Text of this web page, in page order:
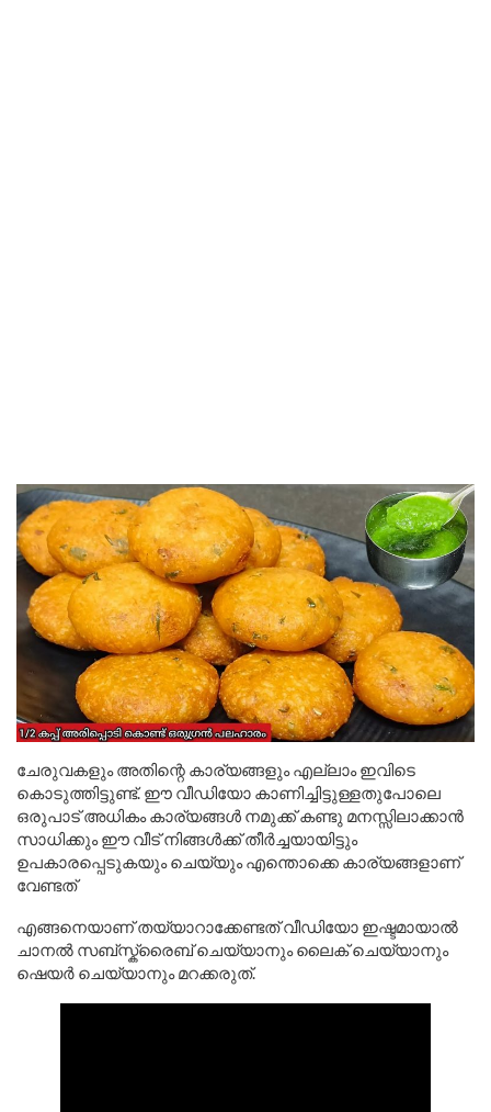
ചേരുവകളും അതിന്റെ കാര്യങ്ങളും എല്ലാം ഇവിടെ
കൊടുത്തിട്ടുണ്ട്. ഈ വീഡിയോ കാണിച്ചിട്ടുള്ളതുപോലെ
ഒരുപാട് അധികം കാര്യങ്ങൾ നമുക്ക് കണ്ടു മനസ്സിലാക്കാൻ
സാധിക്കും ഈ വീട് നിങ്ങൾക്ക് തീർച്ചയായിട്ടും
ഉപകാരപ്പെടുകയും ചെയ്യും എന്തൊക്കെ കാര്യങ്ങളാണ്
വേണ്ടത്
എങ്ങനെയാണ് തയ്യാറാക്കേണ്ടത് വീഡിയോ ഇഷ്ടമായാൽ
ചാനൽ സബ്സ്ക്രൈബ് ചെയ്യാനും ലൈക് ചെയ്യാനും
ഷെയർ ചെയ്യാനും മറക്കരുത്.